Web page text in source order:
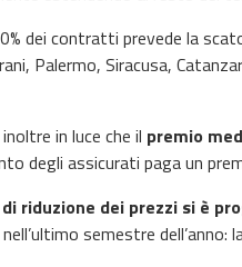
dei contratti prevede la
Palermo, Siracusa,
in luce che il premio
degli assicurati paga un
riduzione dei prezzi si è
semestre dell’anno: